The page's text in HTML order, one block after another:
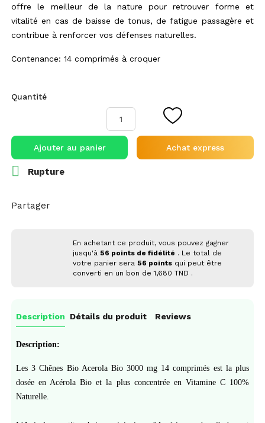
offre le meilleur de la nature pour retrouver forme et
vitalité en cas de baisse de tonus, de fatigue passagère et
contribue à renforcer vos défenses naturelles.
Contenance: 14 comprimés à croquer
Quantité
Ajouter au panier Achat express
 Rupture
Partager
En achetant ce produit, vous pouvez gagner
jusqu'à 56 points de fidélité . Le total de
votre panier sera 56 points qui peut être
converti en un bon de1,680 TND .
Description Détails du produit Reviews
Description:
Les 3 Chênes Bio Acerola Bio 3000 mg 14 comprimés est la plus
dosée en Acérola Bio et la plus concentrée en Vitamine C 100%
Naturelle.